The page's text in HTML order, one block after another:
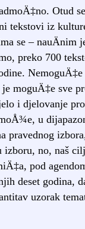
Otud
tekstovi iz
se – nauÄnim
preko 700
moguÄ‡e sve
i djelovanje
u
pravednog
no, naš
pod
deset godina,
uzorak